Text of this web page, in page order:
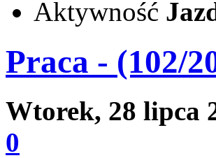
Aktywność
Praca - (102/
Wtorek, 28 lipca
0